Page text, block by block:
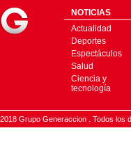
NOTICIAS
Actualidad
Deportes
Espectáculos
Salud
Ciencia y
tecnología
2018 Grupo Generaccion . Todos